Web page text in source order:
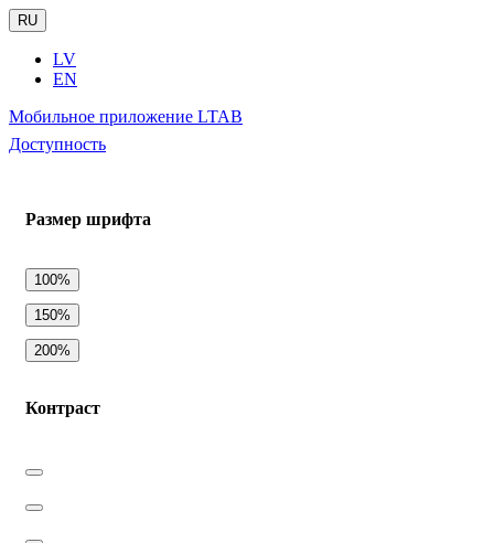
RU
LV
EN
Мобильное приложение LTAB
Доступность
Размер шрифта
100%
150%
200%
Контраст